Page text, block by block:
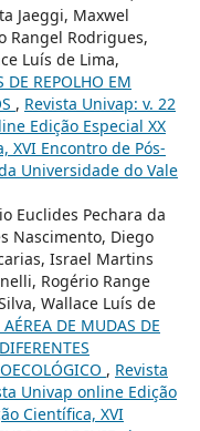
Jaeggi, Maxwel
Rangel Rodrigues,
Luís de Lima,
DE REPOLHO EM
, Revista Univap: v. 22
Edição Especial XX
XVI Encontro de Pós-
Universidade do Vale
Euclides Pechara da
Nascimento, Diego
Israel Martins
Rogério Range
Wallace Luís de
DE MUDAS DE
, Revista
Univap online Edição
Científica, XVI